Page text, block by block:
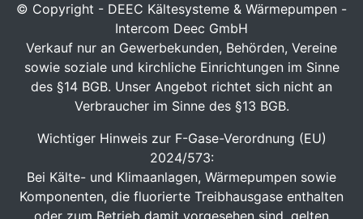
© Copyright - DEEC Kältesysteme & Wärmepumpen -
Intercom Deec GmbH
Verkauf nur an Gewerbekunden, Behörden, Vereine
sowie soziale und kirchliche Einrichtungen im Sinne
des §14 BGB. Unser Angebot richtet sich nicht an
Verbraucher im Sinne des §13 BGB.
Wichtiger Hinweis zur F-Gase-Verordnung (EU)
2024/573:
Bei Kälte- und Klimaanlagen, Wärmepumpen sowie
Komponenten, die fluorierte Treibhausgase enthalten
oder zum Betrieb damit vorgesehen sind, gelten